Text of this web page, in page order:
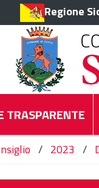
Regione
TRASPARENTE
/ 2023 /